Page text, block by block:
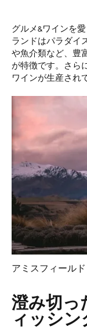
グルメ&ワインを
ランドはパラダイ
や魚介類など、豊
が特徴です。さら
ワインが生産され
アミスフィールド
澄み切っ
ィッシン